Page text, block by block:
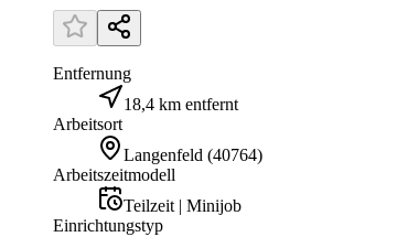
Entfernung
18,4 km entfernt
Arbeitsort
Langenfeld (40764)
Arbeitszeitmodell
Teilzeit | Minijob
Einrichtungstyp